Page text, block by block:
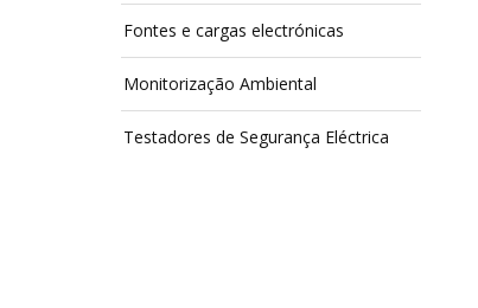
Fontes e cargas electrónicas
Monitorização Ambiental
Testadores de Segurança Eléctrica